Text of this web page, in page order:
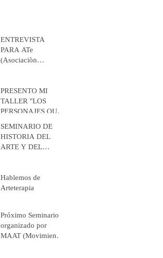
ENTREVISTA
PARA ATe
(Asociaciòn
PRESENTO MI
TALLER "LOS
PERSONAJES QUE
SEMINARIO DE
HISTORIA DEL
ARTE Y DEL
Hablemos de
Arteterapia
Próximo Seminario
organizado por
MAAT (Movimiento